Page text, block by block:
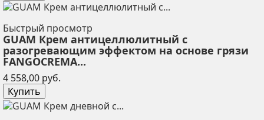
Быстрый просмотр
GUAM Крем антицеллюлитный с
разогревающим эффектом на основе грязи
FANGOCREMA...
4 558,00 руб.
Купить